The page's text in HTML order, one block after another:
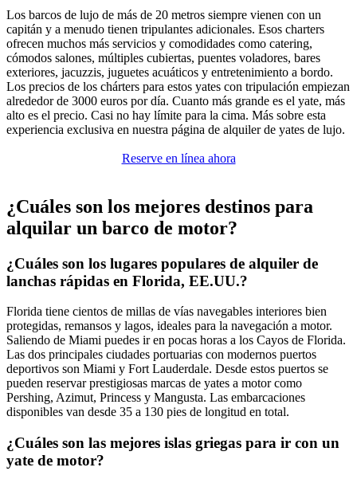
Los barcos de lujo de más de 20 metros siempre vienen con un
capitán y a menudo tienen tripulantes adicionales. Esos charters
ofrecen muchos más servicios y comodidades como catering,
cómodos salones, múltiples cubiertas, puentes voladores, bares
exteriores, jacuzzis, juguetes acuáticos y entretenimiento a bordo.
Los precios de los chárters para estos yates con tripulación empiezan
alrededor de 3000 euros por día. Cuanto más grande es el yate, más
alto es el precio. Casi no hay límite para la cima. Más sobre esta
experiencia exclusiva en nuestra página de alquiler de yates de lujo.
Reserve en línea ahora
¿Cuáles son los mejores destinos para
alquilar un barco de motor?
¿Cuáles son los lugares populares de alquiler de
lanchas rápidas en Florida, EE.UU.?
Florida tiene cientos de millas de vías navegables interiores bien
protegidas, remansos y lagos, ideales para la navegación a motor.
Saliendo de Miami puedes ir en pocas horas a los Cayos de Florida.
Las dos principales ciudades portuarias con modernos puertos
deportivos son Miami y Fort Lauderdale. Desde estos puertos se
pueden reservar prestigiosas marcas de yates a motor como
Pershing, Azimut, Princess y Mangusta. Las embarcaciones
disponibles van desde 35 a 130 pies de longitud en total.
¿Cuáles son las mejores islas griegas para ir con un
yate de motor?